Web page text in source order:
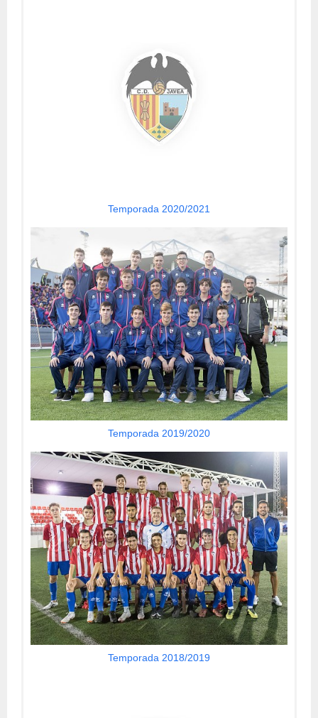
Temporada 2020/2021
Temporada 2019/2020
Temporada 2018/2019